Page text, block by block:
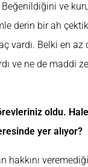
Beğenildiğini ve
derin bir ah
vardı. Belki en
ve ne de maddi
oldu.
yer alıyor?
hakkını